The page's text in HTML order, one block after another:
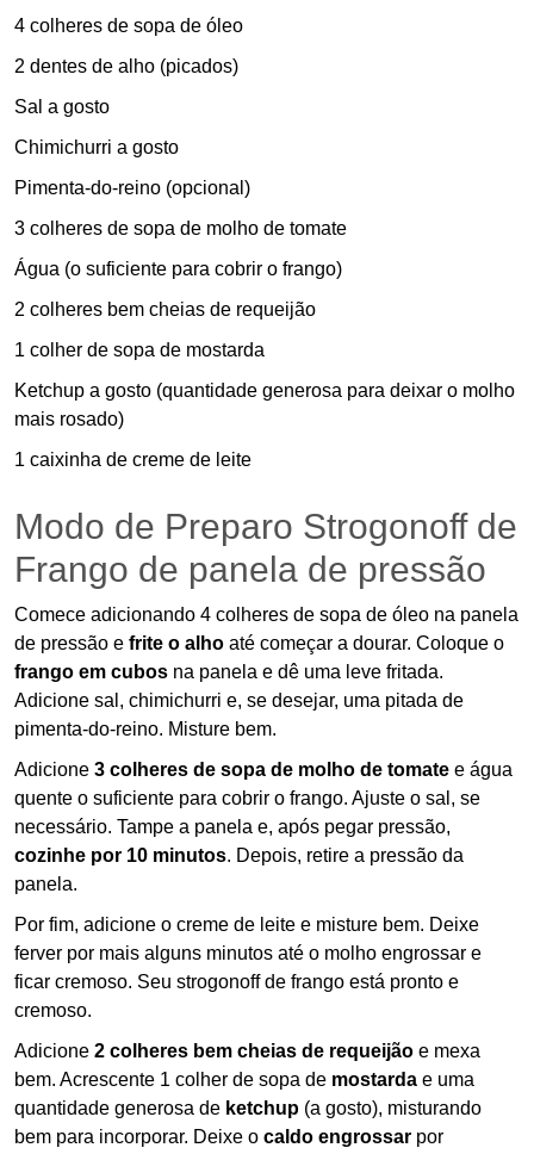
4 colheres de sopa de óleo
2 dentes de alho (picados)
Sal a gosto
Chimichurri a gosto
Pimenta-do-reino (opcional)
3 colheres de sopa de molho de tomate
Água (o suficiente para cobrir o frango)
2 colheres bem cheias de requeijão
1 colher de sopa de mostarda
Ketchup a gosto (quantidade generosa para deixar o molho
mais rosado)
1 caixinha de creme de leite
Modo de Preparo Strogonoff de
Frango de panela de pressão
Comece adicionando 4 colheres de sopa de óleo na panela
de pressão e frite o alho até começar a dourar. Coloque o
frango em cubos na panela e dê uma leve fritada.
Adicione sal, chimichurri e, se desejar, uma pitada de
pimenta-do-reino. Misture bem.
Adicione 3 colheres de sopa de molho de tomate e água
quente o suficiente para cobrir o frango. Ajuste o sal, se
necessário. Tampe a panela e, após pegar pressão,
cozinhe por 10 minutos. Depois, retire a pressão da
panela.
Por fim, adicione o creme de leite e misture bem. Deixe
ferver por mais alguns minutos até o molho engrossar e
ficar cremoso. Seu strogonoff de frango está pronto e
cremoso.
Adicione 2 colheres bem cheias de requeijão e mexa
bem. Acrescente 1 colher de sopa de mostarda e uma
quantidade generosa de ketchup (a gosto), misturando
bem para incorporar. Deixe o caldo engrossar por